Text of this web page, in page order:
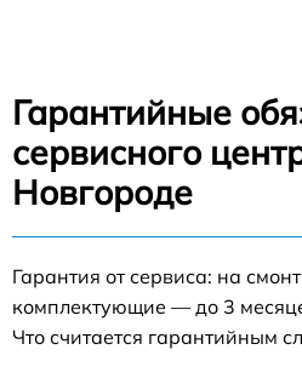
Гарантийные
сервисного
Новгороде
Гарантия от сервиса: на
комплектующие — до 3
Что считается гарантийным